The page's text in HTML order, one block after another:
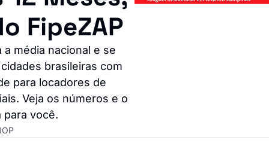
FipeZAP
a média nacional e se
brasileiras com
para locadores de
Veja os números e o
para você.